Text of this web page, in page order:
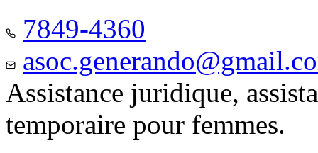
7849-4360
Assistance juridique,
temporaire pour femmes.